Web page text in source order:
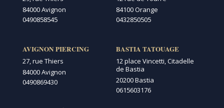
84000 Avignon
0490858545
AVIGNON PIERCING
27, rue Thiers
84000 Avignon
0490869430
84100 Orange
0432850505
BASTIA TATOUAGE
12 place Vincetti, Citadelle
de Bastia
20200 Bastia
0615603176